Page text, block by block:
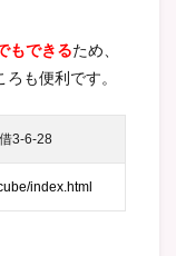
もできるため、
も便利です。
3-6-28
index.html